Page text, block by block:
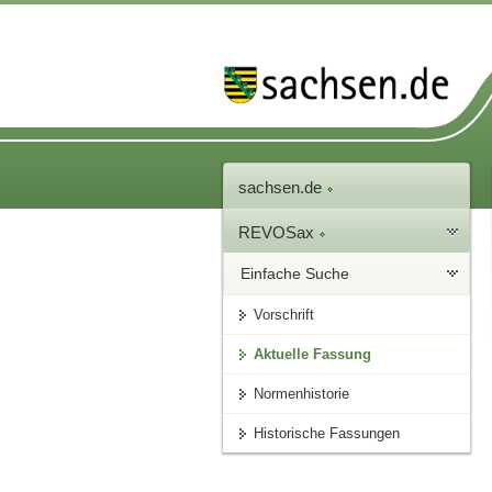
sachsen.de
REVOSax
Einfache Suche
Vorschrift
Aktuelle Fassung
Normenhistorie
Historische Fassungen